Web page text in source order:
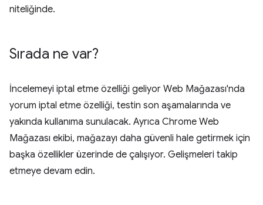
niteliğinde.
Sırada ne var?
İncelemeyi iptal etme özelliği geliyor Web Mağazası'nda
yorum iptal etme özelliği, testin son aşamalarında ve
yakında kullanıma sunulacak. Ayrıca Chrome Web
Mağazası ekibi, mağazayı daha güvenli hale getirmek için
başka özellikler üzerinde de çalışıyor. Gelişmeleri takip
etmeye devam edin.